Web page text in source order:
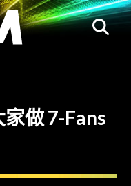
家做 7-Fans